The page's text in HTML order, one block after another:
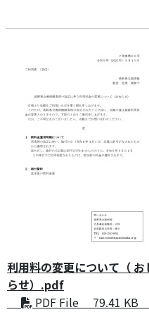
利用料の変更について（ お
らせ）.pdf
PDF File 79.41 KB